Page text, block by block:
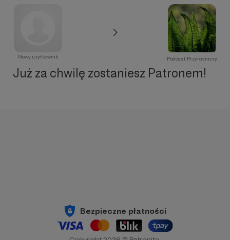
Nowy użytkownik Podcast Przyrodniczy
Już za chwilę zostaniesz Patronem!
Bezpieczne płatności